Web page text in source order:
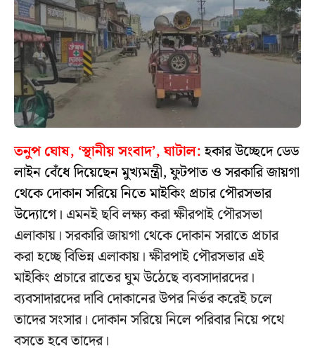
তনুপ ঘোষ, ‘স্থানীয় সংবাদ’, ঘাটাল:হকার উচ্ছেদে ডেড
লাইন বেঁধে দিয়েছেন মুখ্যমন্ত্রী, ফুটপাত ও সরকারি জায়গা
থেকে দোকান সরিয়ে নিতে মাইকিং প্রচার পৌরসভার
উদ্যোগে। এমনই ছবি লক্ষ্য করা ক্ষীরপাই পৌরসভা
এলাকায়। সরকারি জায়গা থেকে দোকান সরাতে প্রচার
করা হচ্ছে বিভিন্ন এলাকায়। ক্ষীরপাই পৌরসভার এই
মাইকিং প্রচারে রাতের ঘুম উঠেছে ব্যবসাদারদের।
ব্যবসাদারদের দাবি দোকানের উপর নির্ভর করেই চলে
তাদের সংসার। দোকান সরিয়ে নিলে পরিবার নিয়ে পথে
বসতে হবে তাদের।